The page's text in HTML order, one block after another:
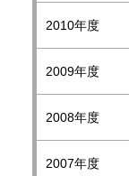
2010年度
2009年度
2008年度
2007年度